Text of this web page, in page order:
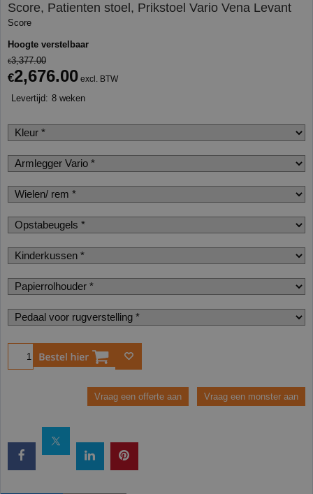
Score, Patienten stoel, Prikstoel Vario Vena Levant
Score
Hoogte verstelbaar
€3,377.00
€2,676.00 excl. BTW
Levertijd: 8 weken
Bestel
Vraag een offerte aan Vraag een monster aan